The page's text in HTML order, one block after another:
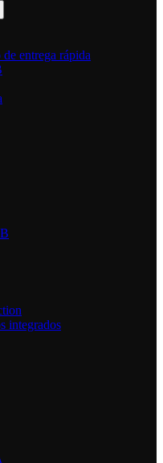
entrega rápida
integrados